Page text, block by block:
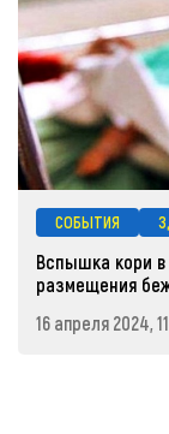
СОБЫТИЯ
Вспышка кори
размещения
16 апреля 2024,